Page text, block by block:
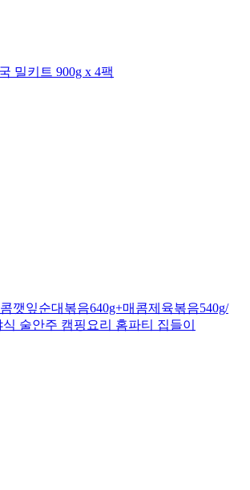
밀키트 900g x 4팩
깻잎순대볶음640g+매콤제육볶음540g/
술안주 캠핑요리 홈파티 집들이